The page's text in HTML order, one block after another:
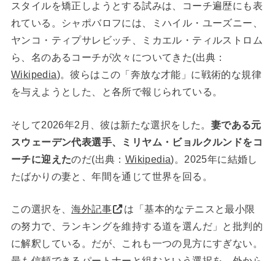
スタイルを矯正しようとする試みは、コーチ遍歴にも表
れている。シャポバロフには、ミハイル・ユーズニー、
ヤンコ・ティプサレビッチ、ミカエル・ティルストロム
ら、名のあるコーチが次々についてきた(出典：
Wikipedia)。彼らはこの「奔放な才能」に戦術的な規律
を与えようとした、と各所で報じられている。
そして2026年2月、彼は新たな選択をした。 妻である元
スウェーデン代表選手、ミリヤム・ビョルクルンドをコ
ーチに迎えたのだ(出典： Wikipedia)。2025年に結婚し
たばかりの妻と、年間を通じて世界を回る。
この選択を、海外記事
は「基本的なテニスと最小限
の努力で、ランキングを維持する道を選んだ」と批判的
に解釈している。だが、これも一つの見方にすぎない。